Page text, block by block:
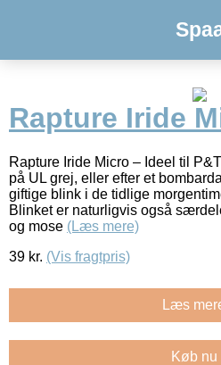
Rapture Iride
Rapture Iride Micro – Ideel til
på UL grej, eller efter et
giftige blink i de tidlige
Blinket er naturligvis også
og mose (Læs mere)
39 kr. (Vis fragtpris)
Læs
Køb nu